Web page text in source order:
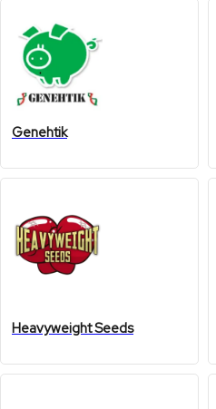
Genehtik
Heavyweight Seeds